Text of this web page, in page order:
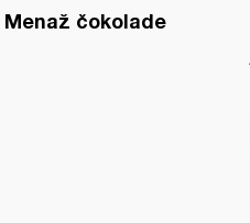
Menaž čokolade